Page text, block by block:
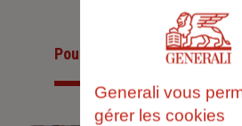
Pour les particuliersPour
Generali vous
gérer les cookies